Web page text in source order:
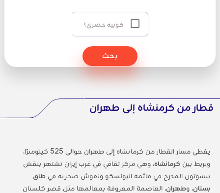
كوبيه حصري؟
بحث
قطار من كرمنشاه إلى طهران
يغطي مسار القطار من كرمانشاه إلى طهران حوالي 525 كيلومترًا،
ويربط بين كرمانشاه، وهي مركز ثقافي في غرب إيران تشتهر بنقش
بيسوتون المدرج في قائمة اليونسكو ونقوش صخرية في طاق
بستان، وطهران، العاصمة المعروفة بمعالمها مثل قصر كلستان